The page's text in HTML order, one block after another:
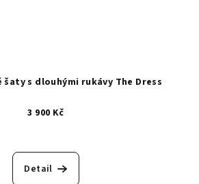
s dlouhými rukávy The Dress
3 900 Kč
Detail